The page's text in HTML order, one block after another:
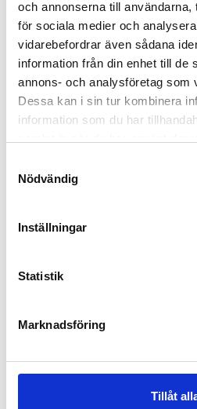
och annonserna till användarna,
för sociala medier och
vidarebefordrar även sådana
information från din enhet till de
annons- och analysföretag som
Dessa kan i sin tur kombinera
information som du har
Nödvändig
Inställningar
Statistik
Marknadsföring
Tillåt
Övik Marina
0660-58270
www.ovikmarina.se
VARUMÄRKEN -